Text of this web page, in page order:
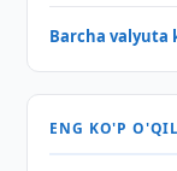
Barcha valyuta
ENG KO'P